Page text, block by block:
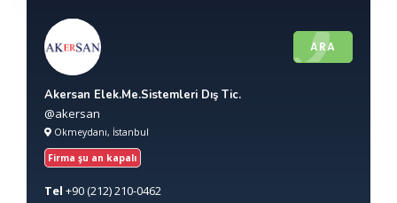
ARA
Akersan Elek.Me.Sistemleri Dış Tic.
@akersan
Okmeydanı, İstanbul
Firma şu an kapalı
Tel +90(212) 210-0462